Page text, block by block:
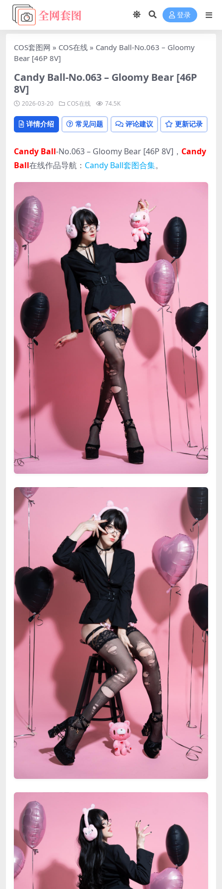
登录
COS套图网 » COS在线 » Candy Ball-No.063 – Gloomy
Bear [46P 8V]
Candy Ball-No.063 – Gloomy Bear [46P
8V]
2026-03-20 COS在线 74.5K
详情介绍 常见问题 评论建议 更新记录
Candy Ball-No.063 – Gloomy Bear [46P 8V]， Candy
Ball在线作品导航： Candy Ball套图合集。